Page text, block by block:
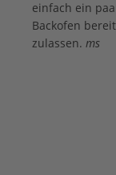
einfach ein
Backofen
zulassen. ms